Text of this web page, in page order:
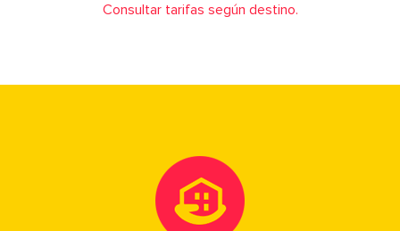
Consultar tarifas según destino.